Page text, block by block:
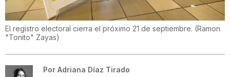
El registro electoral cierra el próximo 21 de septiembre. (Ramon
"Tonito" Zayas)
Por Adriana Díaz Tirado